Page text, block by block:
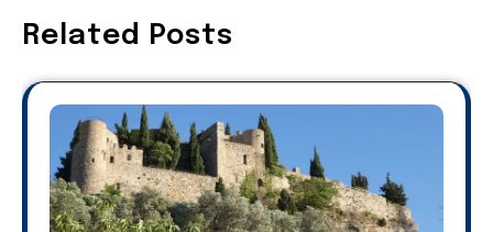
Related Posts